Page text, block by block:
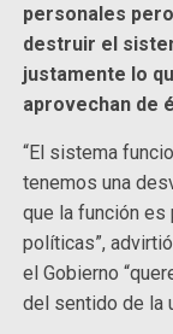
personales
destruir el
justamente lo
aprovechan de
“El sistema
tenemos una
que la función es
políticas”,
el Gobierno
del sentido de la